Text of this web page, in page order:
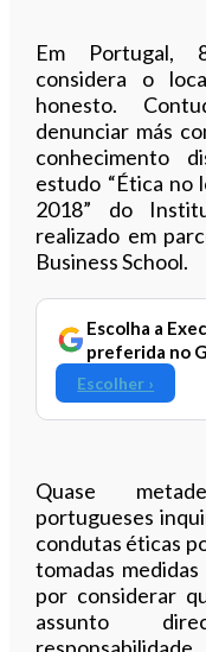
Em Portugal,
considera o
honesto.
denunciar más
conhecimento
estudo “Ética no
2018” do
realizado em
Business School.
Escolha a
preferida no
Escolher ›
Quase
portugueses
condutas éticas
tomadas
por considerar
assunto